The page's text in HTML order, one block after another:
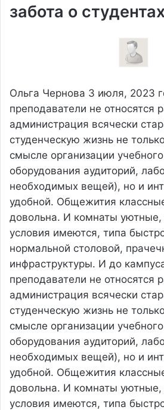
забота о
Ольга Чернова 3 июля, 2023
преподаватели не относятся
администрация всячески
студенческую жизнь не
смысле организации
оборудования аудиторий,
необходимых вещей), но и
удобной. Общежития
довольна. И комнаты
условия имеются, типа
нормальной столовой,
инфраструктуры. И до
преподаватели не относятся
администрация всячески
студенческую жизнь не
смысле организации
оборудования аудиторий,
необходимых вещей), но и
удобной. Общежития
довольна. И комнаты
условия имеются, типа